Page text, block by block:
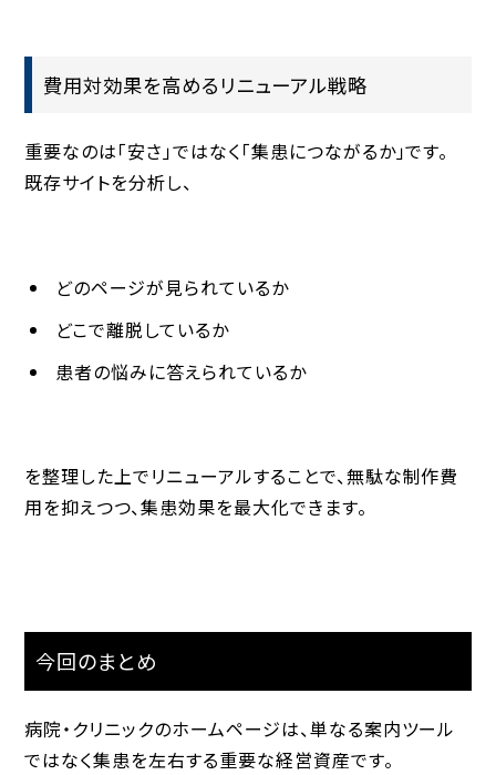
費用対効果を高めるリニューアル戦略
重要なのは「安さ」ではなく「集患につながるか」です。
既存サイトを分析し、
どのページが見られているか
どこで離脱しているか
患者の悩みに答えられているか
を整理した上でリニューアルすることで、無駄な制作費
用を抑えつつ、集患効果を最大化できます。
今回のまとめ
病院・クリニックのホームページは、単なる案内ツール
ではなく集患を左右する重要な経営資産です。